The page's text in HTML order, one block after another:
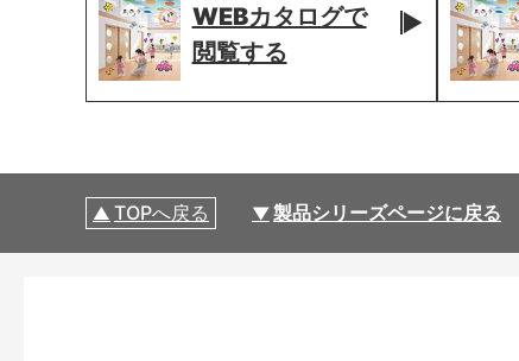
WEBカタログで
閲覧する
TOPへ戻る 製品シリーズページに戻る